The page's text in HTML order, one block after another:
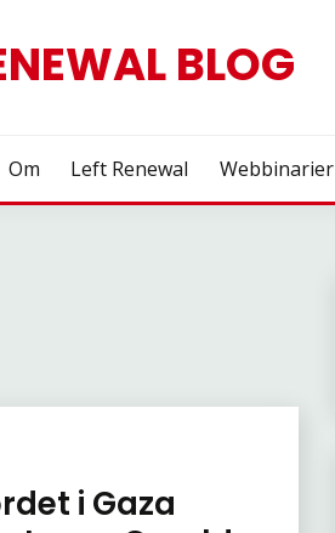
BLOG
Om Left Renewal Webbinarier
i Gaza